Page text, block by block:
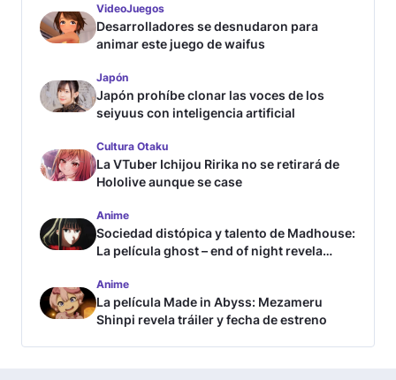
VideoJuegos
Desarrolladores se desnudaron para
animar este juego de waifus
Japón
Japón prohíbe clonar las voces de los
seiyuus con inteligencia artificial
Cultura Otaku
La VTuber Ichijou Ririka no se retirará de
Hololive aunque se case
Anime
Sociedad distópica y talento de Madhouse:
La película ghost – end of night revela
Anime
La película Made in Abyss: Mezameru
Shinpi revela tráiler y fecha de estreno